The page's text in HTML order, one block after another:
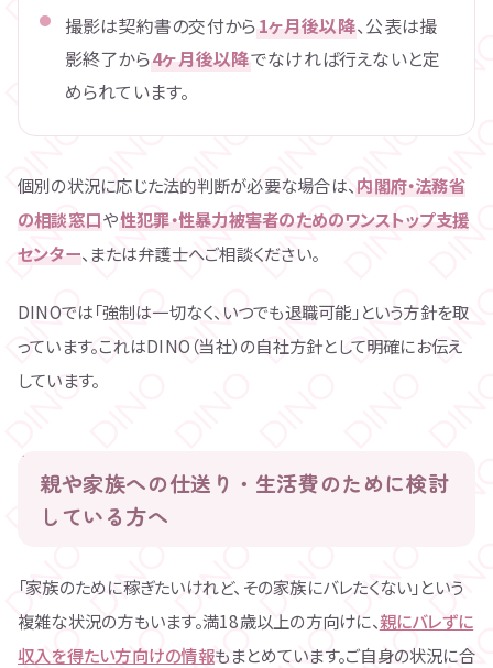
撮影は契約書の交付から1ヶ月後以降、公表は撮
影終了から4ヶ月後以降でなければ行えないと定
められています。
個別の状況に応じた法的判断が必要な場合は、 内閣府・法務省
の相談窓口や性犯罪・性暴力被害者のためのワンストップ支援
センター、または弁護士へご相談ください。
DINOでは「強制は一切なく、いつでも退職可能」という方針を取
っています。これはDINO（当社）の自社方針として明確にお伝え
しています。
親や家族への仕送り・生活費のために検討
している方へ
「家族のために稼ぎたいけれど、その家族にバレたくない」という
複雑な状況の方もいます。満18歳以上の方向けに、親にバレずに
収入を得たい方向けの情報もまとめています。ご自身の状況に合